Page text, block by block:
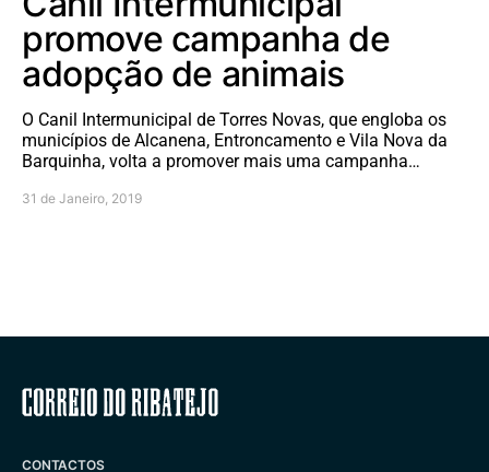
promove campanha de
adopção de animais
O Canil Intermunicipal de Torres Novas, que engloba os
municípios de Alcanena, Entroncamento e Vila Nova da
Barquinha, volta a promover mais uma campanha…
31 de Janeiro, 2019
Correio do Ribatejo
CONTACTOS